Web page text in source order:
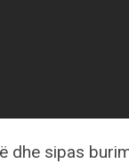
dhe sipas